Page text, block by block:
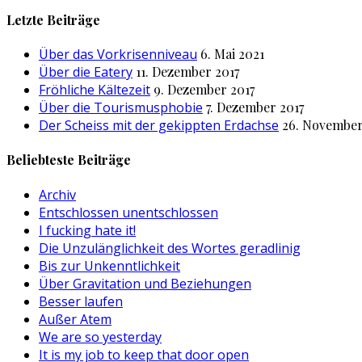
Letzte Beiträge
Über das Vorkrisenniveau 6. Mai 2021
Über die Eatery 11. Dezember 2017
Fröhliche Kältezeit 9. Dezember 2017
Über die Tourismusphobie 7. Dezember 2017
Der Scheiss mit der gekippten Erdachse 26.
Beliebteste Beiträge
Archiv
Entschlossen unentschlossen
I fucking hate it!
Die Unzulänglichkeit des Wortes geradlinig
Bis zur Unkenntlichkeit
Über Gravitation und Beziehungen
Besser laufen
Außer Atem
We are so yesterday
It is my job to keep that door open